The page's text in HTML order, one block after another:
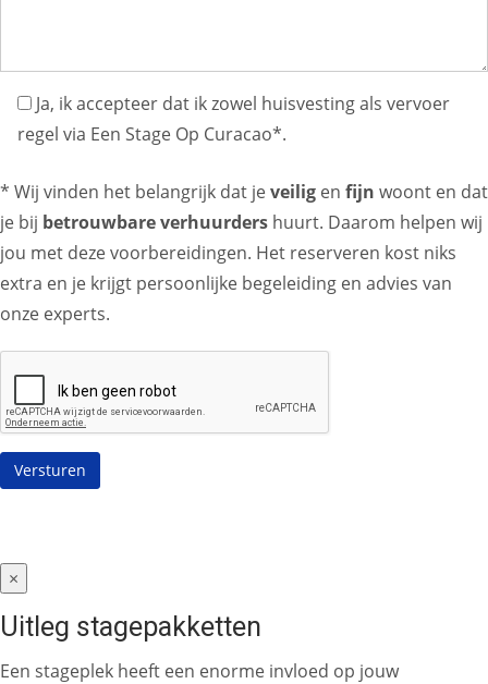
Ja, ik accepteer dat ik zowel huisvesting als vervoer
regel via Een Stage Op Curacao*.
* Wij vinden het belangrijk dat jeveilig en fijn woont en dat
je bij betrouwbare verhuurders huurt. Daarom helpen wij
jou met deze voorbereidingen. Het reserveren kost niks
extra en je krijgt persoonlijke begeleiding en advies van
onze experts.
×
Uitleg stagepakketten
Een stageplek heeft een enorme invloed op jouw